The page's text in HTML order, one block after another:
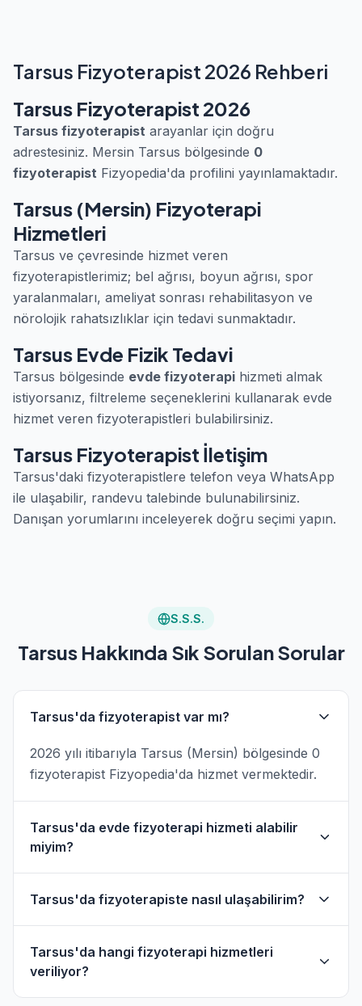
Tarsus Fizyoterapist 2026 Rehberi
Tarsus Fizyoterapist 2026
Tarsus fizyoterapist arayanlar için doğru
adrestesiniz. Mersin Tarsus bölgesinde 0
fizyoterapist Fizyopedia'da profilini yayınlamaktadır.
Tarsus (Mersin) Fizyoterapi
Hizmetleri
Tarsus ve çevresinde hizmet veren
fizyoterapistlerimiz; bel ağrısı, boyun ağrısı, spor
yaralanmaları, ameliyat sonrası rehabilitasyon ve
nörolojik rahatsızlıklar için tedavi sunmaktadır.
Tarsus Evde Fizik Tedavi
Tarsus bölgesinde evde fizyoterapi hizmeti almak
istiyorsanız, filtreleme seçeneklerini kullanarak evde
hizmet veren fizyoterapistleri bulabilirsiniz.
Tarsus Fizyoterapist İletişim
Tarsus'daki fizyoterapistlere telefon veya WhatsApp
ile ulaşabilir, randevu talebinde bulunabilirsiniz.
Danışan yorumlarını inceleyerek doğru seçimi yapın.
S.S.S.
Tarsus Hakkında Sık Sorulan Sorular
Tarsus'da fizyoterapist var mı?
2026 yılı itibarıyla Tarsus (Mersin) bölgesinde 0
fizyoterapist Fizyopedia'da hizmet vermektedir.
Tarsus'da evde fizyoterapi hizmeti alabilir
miyim?
hizmeti sunan fizyoterapistler bulunmaktadır.
Evde hizmet filtresini kullanarak bu
fizyoterapistleri bulabilirsiniz.
Tarsus'da fizyoterapiste nasıl ulaşabilirim?
telefon veya WhatsApp ile doğrudan iletişime
geçebilirsiniz.
Tarsus'da hangi fizyoterapi hizmetleri
veriliyor?